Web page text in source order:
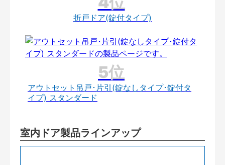
折戸ドア(錠付タイプ)
アウトセット吊戸･片引(錠なしタイプ･錠付タ
イプ) スタンダード
室内ドア製品ラインアップ